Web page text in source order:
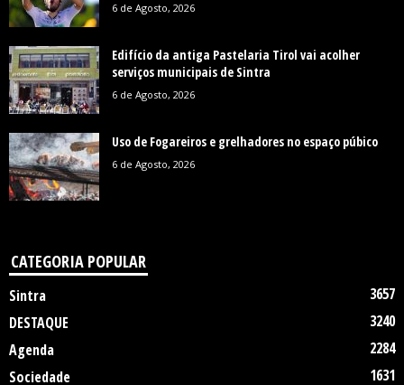
6 de Agosto, 2026
Edifício da antiga Pastelaria Tirol vai acolher
serviços municipais de Sintra
6 de Agosto, 2026
Uso de Fogareiros e grelhadores no espaço púbico
6 de Agosto, 2026
CATEGORIA POPULAR
Sintra
3657
DESTAQUE
3240
Agenda
2284
Sociedade
1631